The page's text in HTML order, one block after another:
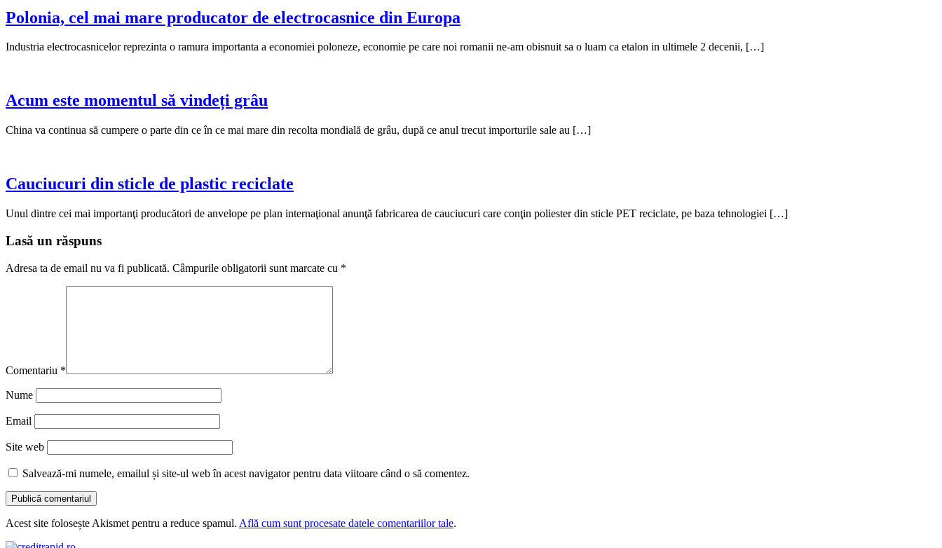
Polonia, cel mai mare producator de electrocasnice din Europa
Industria electrocasnicelor reprezinta o ramura importanta a economiei poloneze, economie pe care noi romanii ne-am obisnuit sa o luam ca etalon in ultimele 2 decenii, […]
Acum este momentul să vindeți grâu
China va continua să cumpere o parte din ce în ce mai mare din recolta mondială de grâu, după ce anul trecut importurile sale au […]
Cauciucuri din sticle de plastic reciclate
Unul dintre cei mai importanţi producători de anvelope pe plan internaţional anunţă fabricarea de cauciucuri care conţin poliester din sticle PET reciclate, pe baza tehnologiei […]
Lasă un răspuns
Adresa ta de email nu va fi publicată. Câmpurile obligatorii sunt marcate cu *
Comentariu *
Nume
Email
Site web
Salvează-mi numele, emailul și site-ul web în acest navigator pentru data viitoare când o să comentez.
Acest site folosește Akismet pentru a reduce spamul. Află cum sunt procesate datele comentariilor tale.